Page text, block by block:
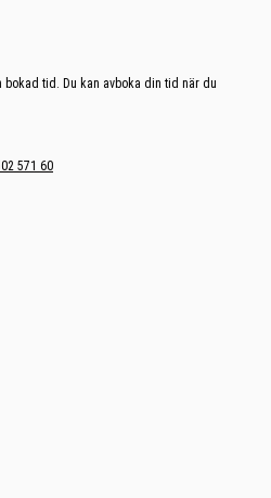
tid. Du kan avboka din tid när du
571 60